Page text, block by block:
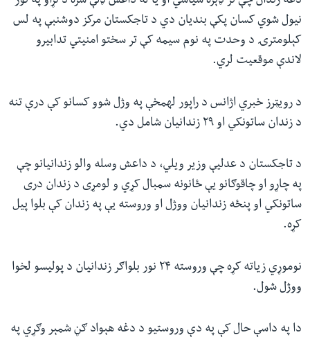
نیول شوي کسان پکې بندیان دي د تاجکستان مرکز دوشنبې په لس
کېلومترۍ د وحدت په نوم سیمه کې تر سختو امنیتي تدابیرو
لاندې موقعیت لري.
د رویټرز خبري اژانس د راپور لهمخې په وژل شوو کسانو کې درې تنه
د زندان ساتونکي او ۲۹ زندانیان شامل دي.
د تاجکستان د عدلیې وزیر ویلي، د داعش وسله والو زندانیانو چې
په چاړو او چاقوګانو یې ځانونه سمبال کړي و لومړی د زندان دری
ساتونکي او پنځه زندانیان ووژل او وروسته یې په زندان کې بلوا پيل
کړه.
نوموړي زیاته کړه چې وروسته ۲۴ نور بلواګر زندانیان د پولیسو لخوا
ووژل شول.
دا په داسې حال کې په دې وروستیو د دغه هېواد ګڼ شمېر وګړي په